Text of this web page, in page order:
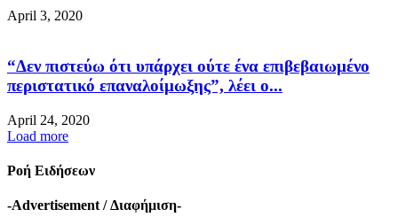
April 3, 2020
“Δεν πιστεύω ότι υπάρχει ούτε ένα επιβεβαιωμένο
περιστατικό επαναλοίμωξης”, λέει ο...
April 24, 2020
Load more
Ροή Ειδήσεων
-Advertisement / Διαφήμιση-